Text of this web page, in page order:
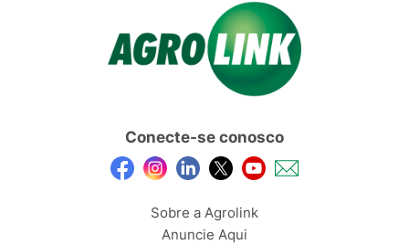
Conecte-se conosco
Sobre a Agrolink
Anuncie Aqui